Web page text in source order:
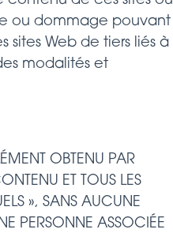
ou dommage pouvant
Web de tiers liés à
modalités et
OBTENU PAR
ET TOUS LES
», SANS AUCUNE
PERSONNE ASSOCIÉE